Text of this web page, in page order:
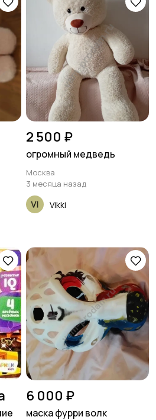
2 500 ₽
огромный медведь
Москва
3 месяца назад
Vikki
6 000 ₽
маска фурри волк